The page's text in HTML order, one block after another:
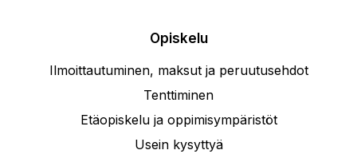
Opiskelu
Ilmoittautuminen, maksut ja peruutusehdot
Tenttiminen
Etäopiskelu ja oppimisympäristöt
Usein kysyttyä